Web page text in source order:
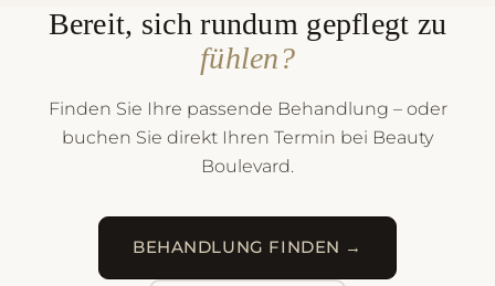
Bereit, sich rundum gepflegt zu
fühlen?
Finden Sie Ihre passende Behandlung – oder
buchen Sie direkt Ihren Termin bei Beauty
Boulevard.
BEHANDLUNG FINDEN →